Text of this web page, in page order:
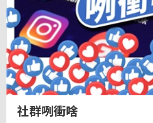
社群咧衝啥